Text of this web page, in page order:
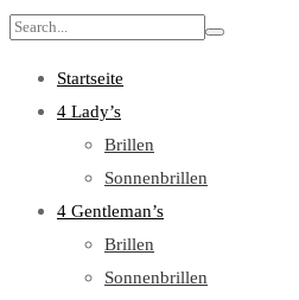
Search
Startseite
4 Lady’s
Brillen
Sonnenbrillen
4 Gentleman’s
Brillen
Sonnenbrillen